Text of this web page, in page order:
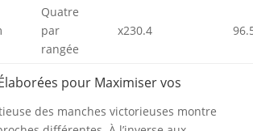
Quatre
par
rangée
x230.4
pour Maximiser vos
des manches victorieuses montre